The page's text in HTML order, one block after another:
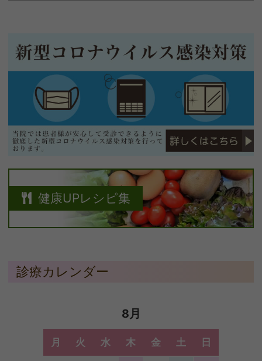
健康UPレシピ集
診療カレンダー
8月
月 火 水 木 金 土 日